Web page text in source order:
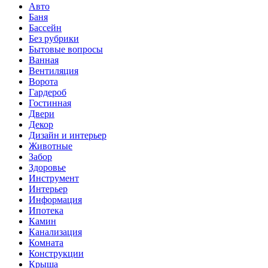
Авто
Баня
Бассейн
Без рубрики
Бытовые вопросы
Ванная
Вентиляция
Ворота
Гардероб
Гостинная
Двери
Декор
Дизайн и интерьер
Животные
Забор
Здоровье
Инструмент
Интерьер
Информация
Ипотека
Камин
Канализация
Комната
Конструкции
Крыша